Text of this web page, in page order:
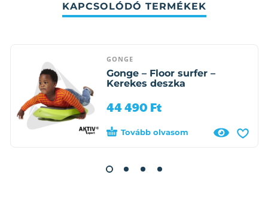
KAPCSOLÓDÓ TERMÉKEK
GONGE
Gonge – Floor surfer –
Kerekes deszka
44 490 Ft
Tovább olvasom